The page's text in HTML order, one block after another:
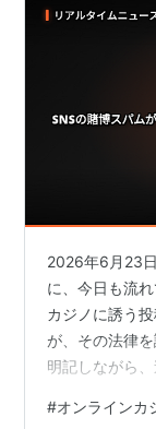
2026年6月23
に、今日も流
カジノに誘う
が、その法律
明記しながら
題の核心にあ
#オンラインカ